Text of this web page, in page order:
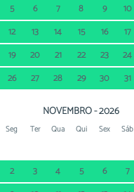
5
6 7 8 9 10
12
13 14 15 16 17
19
20 21 22 23 24
26
27 28 29 30 31
NOVEMBRO - 2026
Seg Ter Qua Qui Sex Sáb
2
3 4 5 6 7